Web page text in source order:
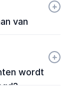
van
+
-
wordt
+
-